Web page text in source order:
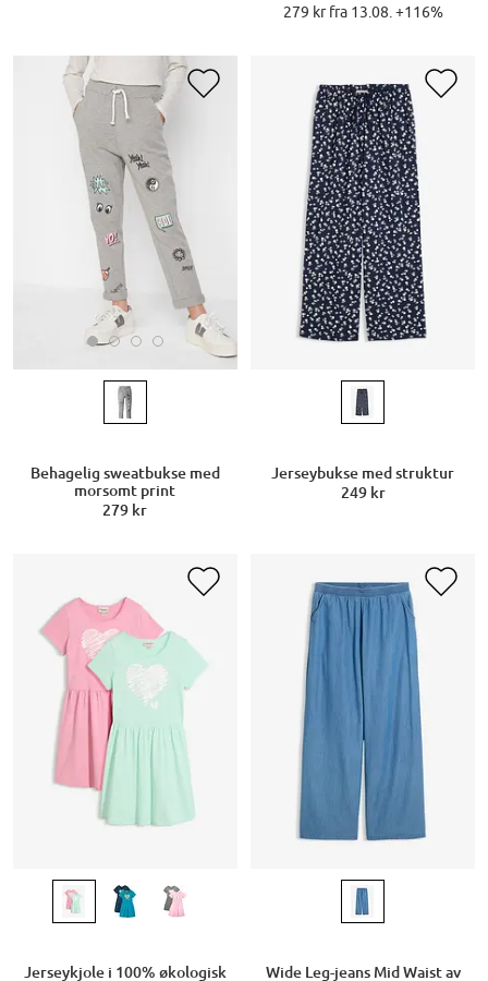
279 kr fra 13.08. +116%
Behagelig sweatbukse med
morsomt print
279 kr
Jerseybukse med struktur
249 kr
Jerseykjole i 100% økologisk
Wide Leg-jeans Mid Waist av